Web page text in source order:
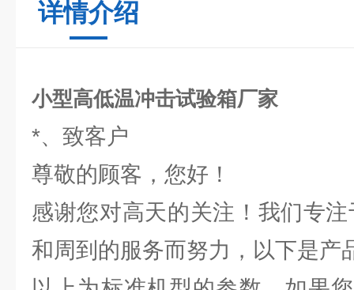
详情介绍
小型高低温冲击试验箱厂家
*、致客户
尊敬的顾客，您好！
感谢您对高天的关注！我们专
和周到的服务而努力，以下是产